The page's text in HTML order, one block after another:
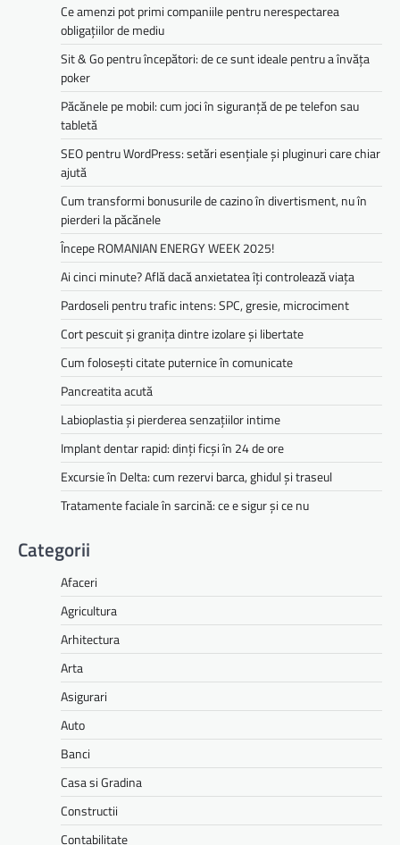
Ce amenzi pot primi companiile pentru nerespectarea
obligațiilor de mediu­­
Sit & Go pentru începători: de ce sunt ideale pentru a învăța
poker
Păcănele pe mobil: cum joci în siguranță de pe telefon sau
tabletă
SEO pentru WordPress: setări esențiale și pluginuri care chiar
ajută
Cum transformi bonusurile de cazino în divertisment, nu în
pierderi la păcănele
Începe ROMANIAN ENERGY WEEK 2025!
Ai cinci minute? Află dacă anxietatea îți controlează viața
Pardoseli pentru trafic intens: SPC, gresie, microciment
Cort pescuit și granița dintre izolare și libertate
Cum folosești citate puternice în comunicate
Pancreatita acută
Labioplastia și pierderea senzațiilor intime
Implant dentar rapid: dinți ficși în 24 de ore
Excursie în Delta: cum rezervi barca, ghidul și traseul
Tratamente faciale în sarcină: ce e sigur și ce nu
Categorii
Afaceri
Agricultura
Arhitectura
Arta
Asigurari
Auto
Banci
Casa si Gradina
Constructii
Contabilitate